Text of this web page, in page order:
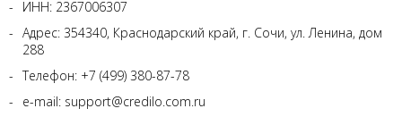
ИНН: 2367006307
Адрес: 354340, Краснодарский край, г. Сочи, ул. Ленина, дом
288
Телефон: +7 (499) 380-87-78
e-mail: support@credilo.com.ru